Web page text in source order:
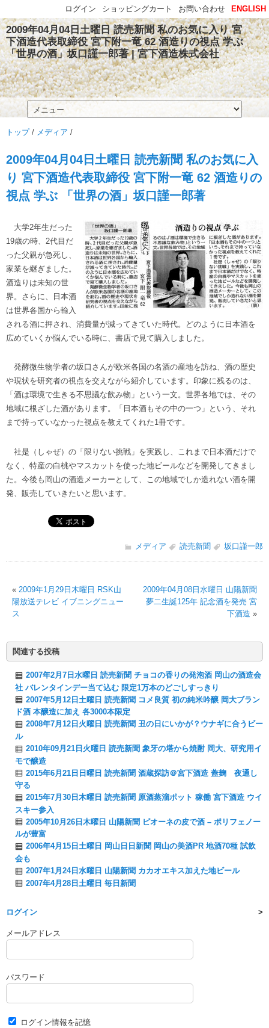
2009年04月04日土曜日 読売新聞 私のお気に入り 宮
下酒造代表取締役 宮下附一竜 62 酒造りの視点 学ぶ
「世界の酒」坂口謹一郎著 | 宮下酒造株式会社
トップ/ メディア /
2009年04月04日土曜日 読売新聞 私のお気に入
り 宮下酒造代表取締役 宮下附一竜 62 酒造りの
視点 学ぶ 「世界の酒」坂口謹一郎著
大学2年生だった
19歳の時、2代目だ
った父親が急死し、
家業を継ぎました。
酒造りは未知の世
界。さらに、日本酒
は世界各国から輸入
される酒に押され、消費量が減ってきていた時代。どのように日本酒を
広めていくか悩んでいる時に、書店で見て購入しました。
発酵微生物学者の坂口さんが欧米各国の名酒の産地を訪ね、酒の歴史
や現状を研究者の視点を交えながら紹介しています。印象に残るのは、
「酒は環境で生きる不思議な飲み物」という一文。世界各地では、その
地域に根ざした酒があります。「日本酒もその中の一つ」という、それ
まで持っていなかった視点を教えてくれた1冊です。
社是（しゃぜ）の「限りない挑戦」を実践し、これまで日本酒だけで
なく、特産の白桃やマスカットを使った地ビールなどを開発してきまし
た。今後も岡山の酒造メーカーとして、この地域でしか造れない酒を開
発、販売していきたいと思います。
メディア 読売新聞 坂口謹一郎
« 2009年1月29日木曜日 RSK山
陽放送テレビ イブニングニュー
ス
2009年04月08日水曜日 山陽新聞
夢二生誕125年 記念酒を発売 宮
下酒造 »
関連する投稿
2007年2月7日水曜日 読売新聞 チョコの香りの発泡酒 岡山の酒造会
社 バレンタインデー当て込む 限定1万本のどごしすっきり
2007年5月12日土曜日 読売新聞 コメ良質 初の純米吟醸 岡大ブラン
ド酒 本醸造に加え 各3000本限定
2008年7月12日火曜日 読売新聞 丑の日にいかが？ウナギに合うビー
ル
2010年09月21日火曜日 読売新聞 象牙の塔から焼酎 岡大、研究用イ
モで醸造
2015年6月21日日曜日 読売新聞 酒蔵探訪＠宮下酒造 蓋麹 夜通し
守る
2015年7月30日木曜日 読売新聞 原酒蒸溜ポット 稼働 宮下酒造 ウイ
スキー参入
2005年10月26日木曜日 山陽新聞 ピオーネの皮で酒 – ポリフェノー
ルが豊富
2006年4月15日土曜日 岡山日日新聞 岡山の美酒PR 地酒70種 試飲
会も
2007年1月24日水曜日 山陽新聞 カカオエキス加えた地ビール
2007年4月28日土曜日 毎日新聞
ログイン
メールアドレス
パスワード
ログイン情報を記憶
ENGLISH
お問い合わせ
ショッピングカート
ログイン